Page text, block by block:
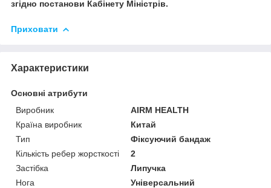
згідно постанови Кабінету Міністрів.
Приховати
Характеристики
Основні атрибути
Виробник
AIRM HEALTH
Країна виробник
Китай
Тип
Фіксуючий бандаж
Кількість ребер жорсткості
2
Застібка
Липучка
Нога
Універсальний